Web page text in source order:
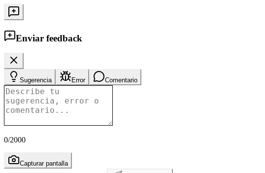
Enviar feedback
Sugerencia Error Comentario
0/2000
Capturar pantalla